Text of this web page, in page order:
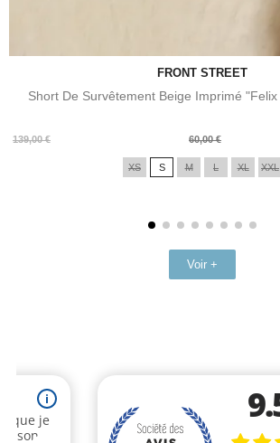
FRONT STREET
Short De Survêtement Beige Imprimé
139,00 €
Prix
60,00 €
Prix
XS S M L XL XXL
Voir +